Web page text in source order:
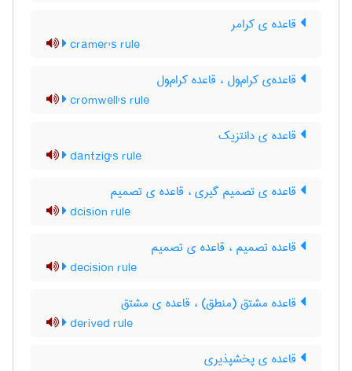
قاعده ی کرامر
cramer's rule
قاعده‌ی کرام‌ول ، قاعده کرام‌ول
cromwell's rule
قاعده ی دانتزیک
dantzig's rule
قاعده ی تصمیم گیری ، قاعده ی تصمیم
dcision rule
قاعده تصمیم ، قاعده ی تصمیم
decision rule
قاعده مشتق (منطق) ، قاعده ی مشتق
derived rule
قاعده ی پخشپذیری